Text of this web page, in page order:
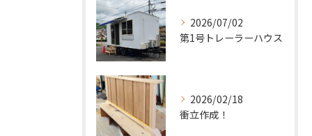
2026/07/02
第1号トレーラーハウス
2026/02/18
衝立作成！